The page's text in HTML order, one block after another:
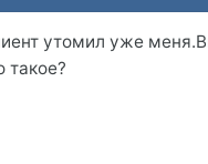
утомил уже
такое?